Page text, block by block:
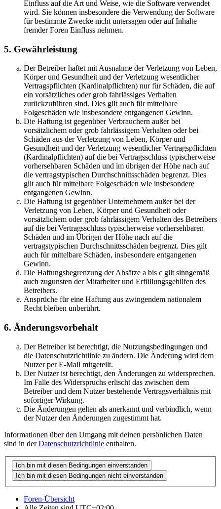
Einfluss auf die Art und Weise, wie die Software verwendet
wird. Sie können insbesondere die Verwendung der Software
für bestimmte Zwecke nicht untersagen oder auf Inhalte
fremder Foren Einfluss nehmen.
5. Gewährleistung
Der Betreiber haftet mit Ausnahme der Verletzung von Leben,
Körper und Gesundheit und der Verletzung wesentlicher
Vertragspflichten (Kardinalpflichten) nur für Schäden, die auf
ein vorsätzliches oder grob fahrlässiges Verhalten
zurückzuführen sind. Dies gilt auch für mittelbare
Folgeschäden wie insbesondere entgangenen Gewinn.
Die Haftung ist gegenüber Verbrauchern außer bei
vorsätzlichem oder grob fahrlässigem Verhalten oder bei
Schäden aus der Verletzung von Leben, Körper und
Gesundheit und der Verletzung wesentlicher Vertragspflichten
(Kardinalpflichten) auf die bei Vertragsschluss typischerweise
vorhersehbaren Schäden und im übrigen der Höhe nach auf
die vertragstypischen Durchschnittsschäden begrenzt. Dies
gilt auch für mittelbare Folgeschäden wie insbesondere
entgangenen Gewinn.
Die Haftung ist gegenüber Unternehmern außer bei der
Verletzung von Leben, Körper und Gesundheit oder
vorsätzlichem oder grob fahrlässigem Verhalten des Betreibers
auf die bei Vertragsschluss typischerweise vorhersehbaren
Schäden und im Übrigen der Höhe nach auf die
vertragstypischen Durchschnittsschäden begrenzt. Dies gilt
auch für mittelbare Schäden, insbesondere entgangenen
Gewinn.
Die Haftungsbegrenzung der Absätze a bis c gilt sinngemäß
auch zugunsten der Mitarbeiter und Erfüllungsgehilfen des
Betreibers.
Ansprüche für eine Haftung aus zwingendem nationalem
Recht bleiben unberührt.
6. Änderungsvorbehalt
Der Betreiber ist berechtigt, die Nutzungsbedingungen und
die Datenschutzrichtlinie zu ändern. Die Änderung wird dem
Nutzer per E-Mail mitgeteilt.
Der Nutzer ist berechtigt, den Änderungen zu widersprechen.
Im Falle des Widerspruchs erlischt das zwischen dem
Betreiber und dem Nutzer bestehende Vertragsverhältnis mit
sofortiger Wirkung.
Die Änderungen gelten als anerkannt und verbindlich, wenn
der Nutzer den Änderungen zugestimmt hat.
Informationen über den Umgang mit deinen persönlichen Daten
sind in derDatenschutzrichtlinie enthalten.
Foren-Übersicht